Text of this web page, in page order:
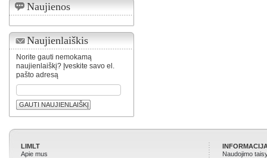
Naujienos
Naujienlaiškis
Norite gauti nemokamą
naujienlaiškį? Įveskite savo el.
pašto adresą
GAUTI NAUJIENLAIŠKĮ
LIMLT
Apie mus
Naudojimo